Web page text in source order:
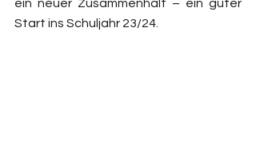
ein neuer Zusammenhalt – ein guter
Start ins Schuljahr 23/24.